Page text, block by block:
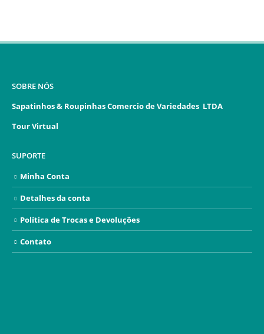
SOBRE NÓS
Sapatinhos & Roupinhas Comercio de Variedades LTDA
Tour Virtual
SUPORTE
Minha Conta
Detalhes da conta
Política de Trocas e Devoluções
Contato